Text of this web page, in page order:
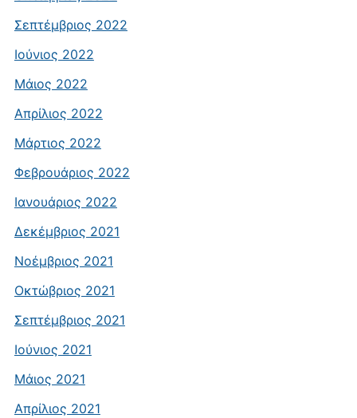
Σεπτέμβριος 2022
Ιούνιος 2022
Μάιος 2022
Απρίλιος 2022
Μάρτιος 2022
Φεβρουάριος 2022
Ιανουάριος 2022
Δεκέμβριος 2021
Νοέμβριος 2021
Οκτώβριος 2021
Σεπτέμβριος 2021
Ιούνιος 2021
Μάιος 2021
Απρίλιος 2021